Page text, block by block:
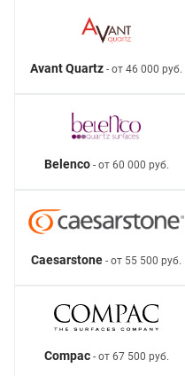
Avant Quartz - от 46 000 руб.
Belenco- от 60 000 руб.
Caesarstone - от 55 500 руб.
Compac- от 67 500 руб.